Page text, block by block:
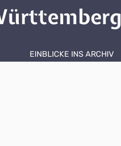
EINBLICKE INS ARCHIV